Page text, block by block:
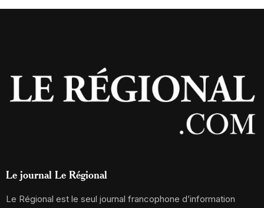
Le journal Le Régional
Le Régional est le seul journal francophone d’information